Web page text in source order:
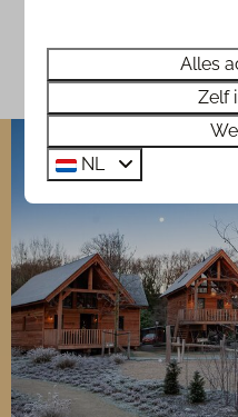
magische Alles
Zelf
NL